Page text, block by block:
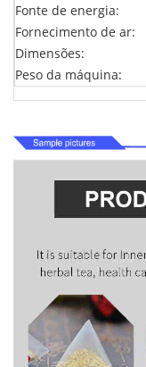
Fonte de energia:
Fornecimento de ar:
Dimensões:
Peso da máquina: